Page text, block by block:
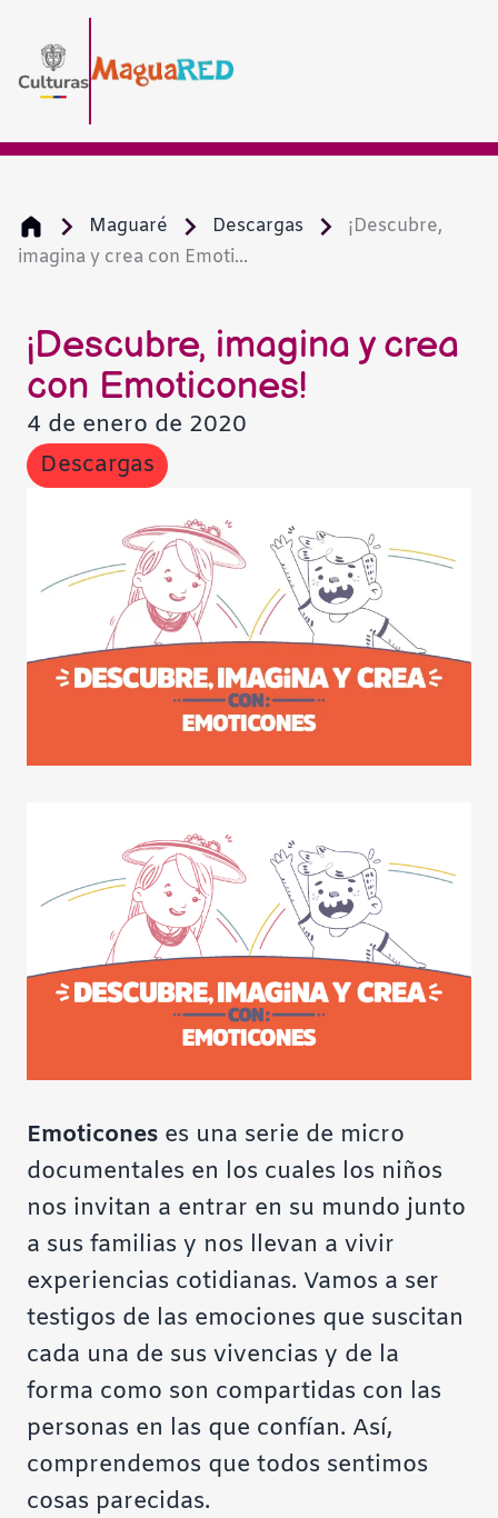
Maguaré Descargas
¡Descubre,
imagina y crea con Emoti...
¡Descubre, imagina y crea
con Emoticones!
4 de enero de 2020
Descargas
Emoticones es una serie de micro
documentales en los cuales los niños
nos invitan a entrar en su mundo junto
a sus familias y nos llevan a vivir
experiencias cotidianas. Vamos a ser
testigos de las emociones que suscitan
cada una de sus vivencias y de la
forma como son compartidas con las
personas en las que confían. Así,
comprendemos que todos sentimos
cosas parecidas.